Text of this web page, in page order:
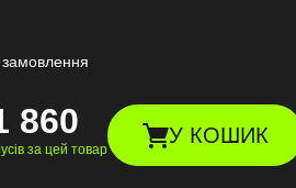
замовлення
860
за цей товар
У КОШИК